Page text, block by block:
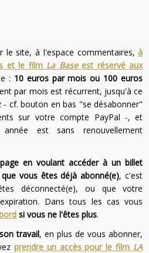
le site, à l'espace commentaires,à
et le film La Baseest réservé aux
: 10 euros par mois ou 100 euros
par mois est récurrent, jusqu'à ce
cf. bouton en bas "se désabonner"
sur votre compte PayPal -, et
est sans renouvellement
en voulant accéder à un billet
vous êtes déjà abonné(e), c'est
déconnecté(e), ou que votre
Dans tous les cas vous
si vous ne l'êtes plus.
travail, en plus de vous abonner,
prendre un accès pour le film LA